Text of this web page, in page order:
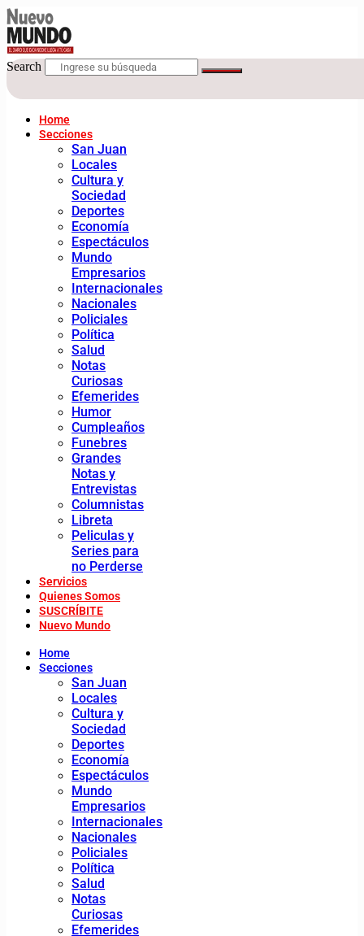
Search
Home
Secciones
San Juan
Locales
Cultura y
Sociedad
Deportes
Economía
Espectáculos
Mundo
Empresarios
Internacionales
Nacionales
Policiales
Política
Salud
Notas
Curiosas
Efemerides
Humor
Cumpleaños
Funebres
Grandes
Notas y
Entrevistas
Columnistas
Libreta
Peliculas y
Series para
no Perderse
Servicios
Quienes Somos
SUSCRÍBITE
Nuevo Mundo
Home
Secciones
San Juan
Locales
Cultura y
Sociedad
Deportes
Economía
Espectáculos
Mundo
Empresarios
Internacionales
Nacionales
Policiales
Política
Salud
Notas
Curiosas
Efemerides